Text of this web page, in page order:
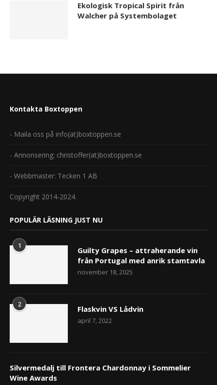
Ekologisk Tropical Spirit från
Walcher på Systembolaget
Kontakta Boxtoppen
- Maila oss på info(at)boxtoppen.se
- Annonsering: christoffer(at)boxtoppen.se
- Webbmaster: Tecken 1 AB
Copyright 2014-2024.
POPULÄR LÄSNING JUST NU
1
Guilty Grapes – attraherande vin
från Portugal med anrik stamtavla
november 18, 2025
2 Flaskvin VS Lådvin
april 7, 2022
Silvermedalj till Frontera Chardonnay i Sommelier
Wine Awards